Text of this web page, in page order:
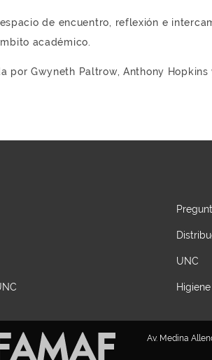
de encuentro, reflexión e
académico.
por Gwyneth Paltrow, Anthony
UNC
Av. Medina